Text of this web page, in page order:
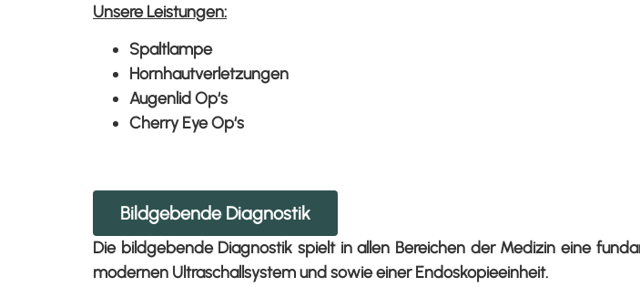
Unsere Leistungen:
Spaltlampe
Hornhautverletzungen
Augenlid Op‘s
Cherry Eye Op‘s
Bildgebende Diagnostik
Die bildgebende Diagnostik spielt in allen Bereichen der Medizin eine
modernen Ultraschallsystem und sowie einer Endoskopieeinheit.